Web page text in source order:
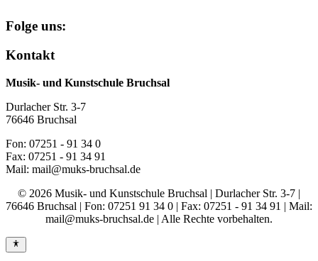
Folge uns:
Kontakt
Musik- und Kunstschule Bruchsal
Durlacher Str. 3-7
76646 Bruchsal
Fon: 07251 - 91 34 0
Fax: 07251 - 91 34 91
Mail: mail@muks-bruchsal.de
© 2026 Musik- und Kunstschule Bruchsal | Durlacher Str. 3-7 |
76646 Bruchsal | Fon: 07251 91 34 0 | Fax: 07251 - 91 34 91 | Mail:
mail@muks-bruchsal.de | Alle Rechte vorbehalten.